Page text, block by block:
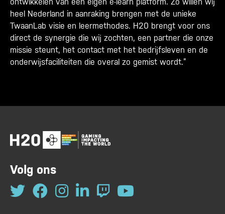
heel Nederland in aanraking brengen met de unieke
TwaanLab visie en leermethodes. H20 brengt voor ons
direct de synergie die wij zochten, een partner die onze
missie steunt, het contact met het bedrijfsleven en de
onderwijsfaciliteiten die overal zo gemist wordt.”
Volg ons